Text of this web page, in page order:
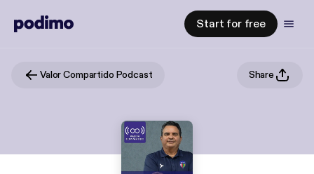
Start for free
Valor Compartido Podcast Share